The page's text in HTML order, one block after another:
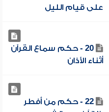
على قيام الليل
20 - حكم سماع القرآن
أثناء الأذان
22 - حكم من أفطر